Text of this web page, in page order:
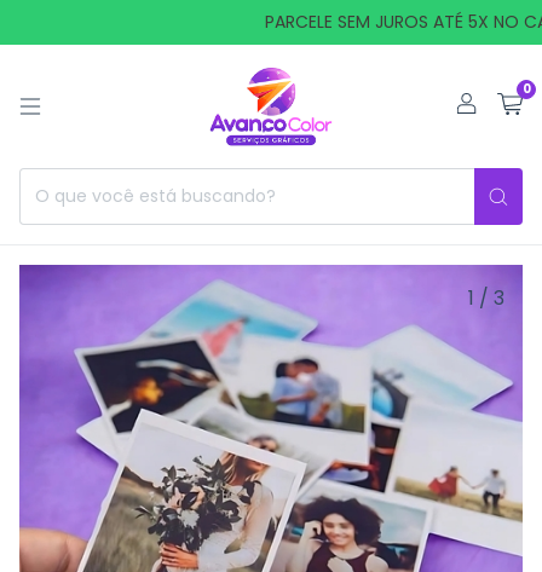
PARCELE SEM JUROS ATÉ 5X NO
0
1 / 3